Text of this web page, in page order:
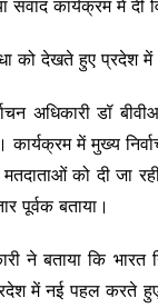
p
p
n
k
संवाद कार्यक्रम में दी
को देखते हुए प्रदेश
अधिकारी डॉ
में मुख्य
मतदाताओं को दी
पूर्वक बताया।
ने बताया कि
में नई पहल करते